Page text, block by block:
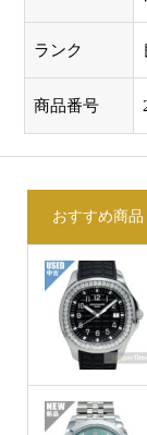
ランク
商品番号
おすすめ商品